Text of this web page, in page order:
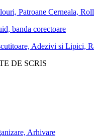
Patroane Cerneala,
banda corectoare
Adezivi si Lipici,
DE SCRIS
Arhivare